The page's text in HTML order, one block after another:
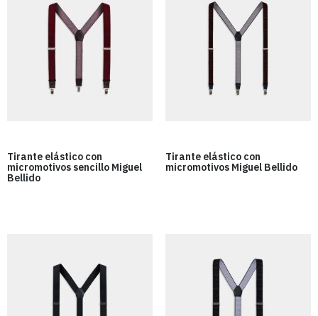
Tirante elástico con
micromotivos sencillo Miguel
Bellido
Tirante elástico con
micromotivos Miguel Bellido